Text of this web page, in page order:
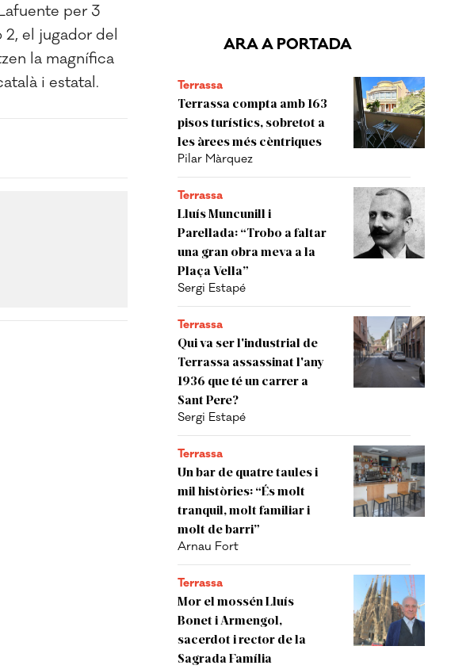
ARA A PORTADA
Terrassa
Terrassa compta amb 163
pisos turístics, sobretot a
les àrees més cèntriques
Pilar Màrquez
Terrassa
Lluís Muncunill i
Parellada: “Trobo a faltar
una gran obra meva a la
Plaça Vella”
Sergi Estapé
Terrassa
Qui va ser l'industrial de
Terrassa assassinat l'any
1936 que té un carrer a
Sant Pere?
Sergi Estapé
Terrassa
Un bar de quatre taules i
mil històries: “És molt
tranquil, molt familiar i
molt de barri”
Arnau Fort
Terrassa
Mor el mossén Lluís
Bonet i Armengol,
sacerdot i rector de la
Sagrada Família
per 3
el jugador del
la magnífica
i estatal.